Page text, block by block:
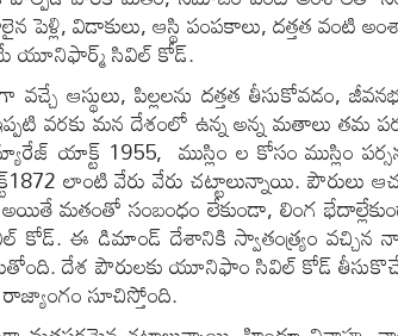
పెళ్లి, విడాకులు, ఆస్థి పంపకాలు, దత్తత వంటి
యూనిఫార్మ్​ సివిల్​ కోడ్​.
వచ్చే ఆస్థులు, పిల్లలను దత్తత తీసుకోవడం,
వరకు మన దేశంలో ఉన్న అన్న మతాలు తమ
యాక్ట్ 1955, ముస్లిం ల కోసం ముస్లిం
లాంటి వేరు వేరు చట్టాలున్నాయి.పౌరులు
మతంతో సంబంధం లేకుండా, లింగ
కోడ్. ఈ డిమాండ్ దేశానికి స్వాతంత్ర్యం వచ్చిన
దేశ పౌరులకు యూనిఫాం సివిల్ కోడ్
సూచిస్తోంది.